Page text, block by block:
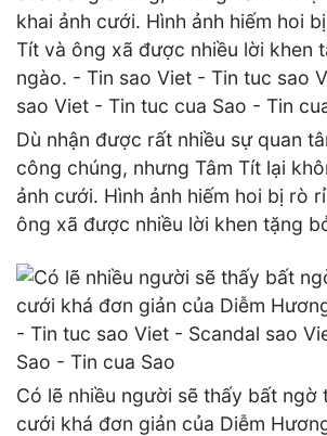
Dù nhận được rất nhiều sự quan
công chúng, nhưng Tâm Tít lại
ảnh cưới. Hình ảnh hiếm hoi bị rò
ông xã được nhiều lời khen tặng
Có lẽ nhiều người sẽ thấy bất ngờ
cưới khá đơn giản của Diễm